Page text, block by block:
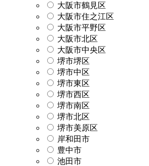
大阪市鶴見区
大阪市住之江区
大阪市平野区
大阪市北区
大阪市中央区
堺市堺区
堺市中区
堺市東区
堺市西区
堺市南区
堺市北区
堺市美原区
岸和田市
豊中市
池田市